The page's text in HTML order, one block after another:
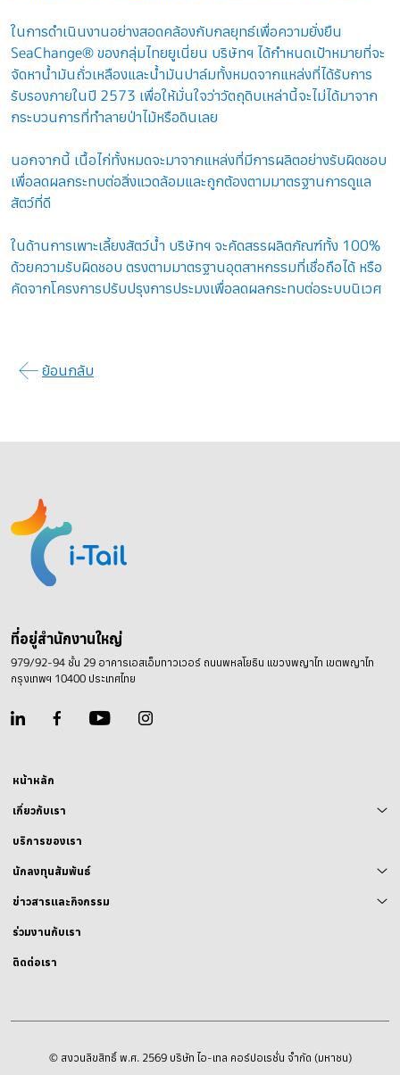
ในการดำเนินงานอย่างสอดคล้องกับกลยุทธ์เพื่อความยั่งยืน
SeaChange® ของกลุ่มไทยยูเนี่ยน บริษัทฯ ได้กำหนดเป้าหมายที่จะ
จัดหาน้ำมันถั่วเหลืองและน้ำมันปาล์มทั้งหมดจากแหล่งที่ได้รับการ
รับรองภายในปี 2573 เพื่อให้มั่นใจว่าวัตถุดิบเหล่านี้จะไม่ได้มาจาก
กระบวนการที่ทำลายป่าไม้หรือดินเลย
นอกจากนี้ เนื้อไก่ทั้งหมดจะมาจากแหล่งที่มีการผลิตอย่างรับผิดชอบ
เพื่อลดผลกระทบต่อสิ่งแวดล้อมและถูกต้องตามมาตรฐานการดูแล
สัตว์ที่ดี
ในด้านการเพาะเลี้ยงสัตว์น้ำ บริษัทฯ จะคัดสรรผลิตภัณฑ์ทั้ง 100%
ด้วยความรับผิดชอบ ตรงตามมาตรฐานอุตสาหกรรมที่เชื่อถือได้ หรือ
คัดจากโครงการปรับปรุงการประมงเพื่อลดผลกระทบต่อระบบนิเวศ
ย้อนกลับ
ที่อยู่สำนักงานใหญ่
979/92-94 ชั้น 29 อาคารเอสเอ็มทาวเวอร์ ถนนพหลโยธิน แขวงพญาไท เขตพญาไท
กรุงเทพฯ 10400 ประเทศไทย
หน้าหลัก
เกี่ยวกับเรา
บริการของเรา
นักลงทุนสัมพันธ์
ข่าวสารและกิจกรรม
ร่วมงานกับเรา
ติดต่อเรา
© สงวนลิขสิทธิ์ พ.ศ. 2569 บริษัท ไอ-เทล คอร์ปอเรชั่น จำกัด (มหาชน)